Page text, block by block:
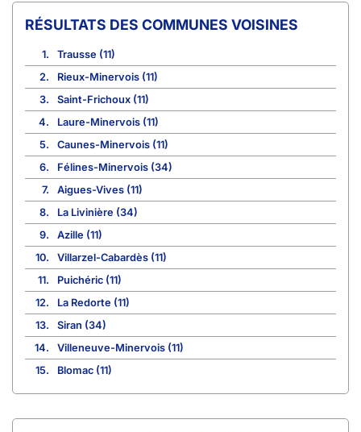
COMMUNES VOISINES
1.
Trausse (11)
2.
Rieux-Minervois (11)
3.
Saint-Frichoux (11)
4.
Laure-Minervois (11)
5.
Caunes-Minervois (11)
6.
Félines-Minervois (34)
7.
Aigues-Vives (11)
8.
La Livinière (34)
9.
Azille (11)
10.
Villarzel-Cabardès (11)
11.
Puichéric (11)
12.
La Redorte (11)
13.
Siran (34)
14.
Villeneuve-Minervois (11)
15.
Blomac (11)